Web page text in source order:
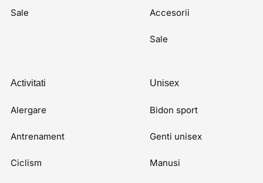
Sale Accesorii
Sale
Activitati
Alergare
Antrenament
Ciclism
Unisex
Bidon sport
Genti unisex
Manusi